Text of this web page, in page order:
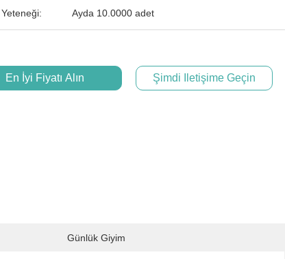
Ayda 10.0000 adet
En İyi Fiyatı Alın Şimdi Iletişime Geçin
Günlük Giyim